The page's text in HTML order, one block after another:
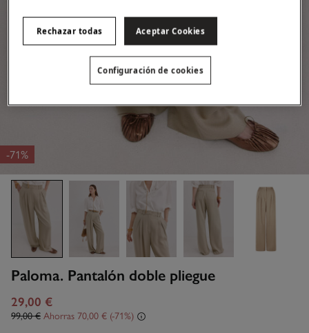
-71%
Paloma. Pantalón doble pliegue
29,00 €
99,00 € Ahorras 70,00 € 71
Rechazar todas Aceptar Cookies
Configuración de cookies